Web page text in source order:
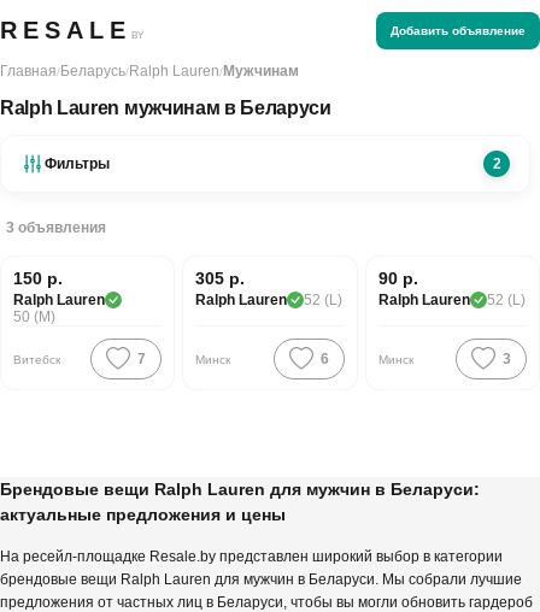
RESALE BY Добавить объявление
Главная/Беларусь/Ralph Lauren/Мужчинам
Ralph Lauren мужчинам в Беларуси
Фильтры 2
3 объявления
PREMIUM
150 р.
Ralph Lauren
50 (M)
Витебск 7
PREMIUM
305 р.
Ralph Lauren 52 (L)
Минск 6
PREMIUM
90 р.
Ralph Lauren 52 (L)
Минск 3
Брендовые вещи Ralph Lauren для мужчин в Беларуси:
актуальные предложения и цены
На ресейл-площадке Resale.by представлен широкий выбор в категории
брендовые вещи Ralph Lauren для мужчин в Беларуси. Мы собрали лучшие
предложения от частных лиц в Беларуси, чтобы вы могли обновить гардероб